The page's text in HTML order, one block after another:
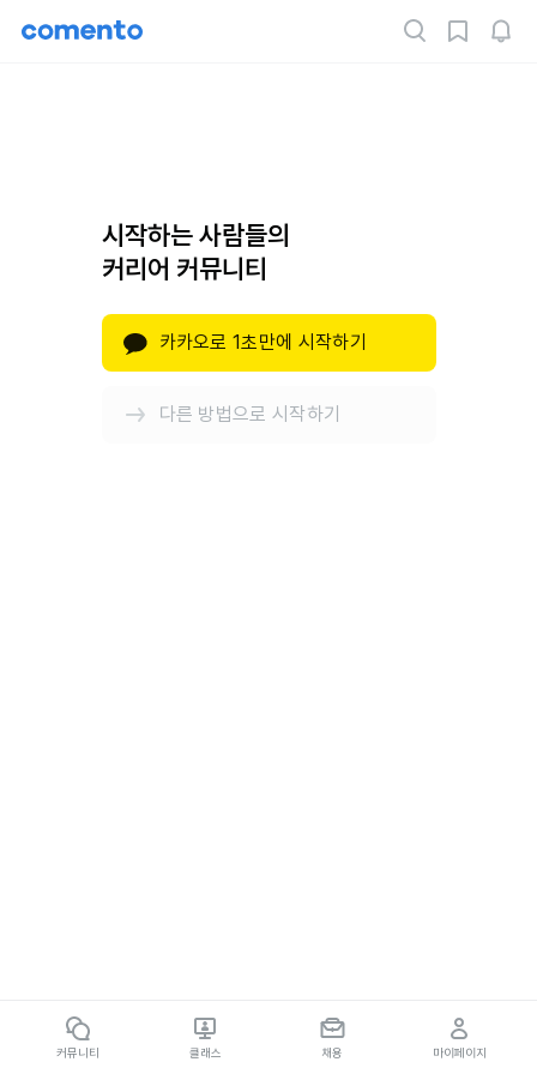
시작하는 사람들의
커리어 커뮤니티
카카오로 1초만에 시작하기
다른 방법으로 시작하기
커뮤니티 클래스 채용 마이페이지